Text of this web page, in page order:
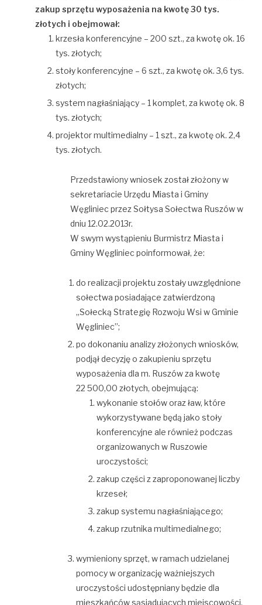
zakup sprzętu wyposażenia na kwotę 30 tys.
złotych i obejmował:
krzesła konferencyjne – 200 szt., za kwotę ok. 16
tys. złotych;
stoły konferencyjne – 6 szt., za kwotę ok. 3,6 tys.
złotych;
system nagłaśniający – 1 komplet, za kwotę ok. 8
tys. złotych;
projektor multimedialny – 1 szt., za kwotę ok. 2,4
tys. złotych.
Przedstawiony wniosek został złożony w
sekretariacie Urzędu Miasta i Gminy
Węgliniec przez Sołtysa Sołectwa Ruszów w
dniu 12.02.2013r.
W swym wystąpieniu Burmistrz Miasta i
Gminy Węgliniec poinformował, że:
do realizacji projektu zostały uwzględnione
sołectwa posiadające zatwierdzoną
„Sołecką Strategię Rozwoju Wsi w Gminie
Węgliniec”;
po dokonaniu analizy złożonych wniosków,
podjął decyzję o zakupieniu sprzętu
wyposażenia dla m. Ruszów za kwotę
22 500,00 złotych, obejmującą:
wykonanie stołów oraz ław, które
wykorzystywane będą jako stoły
konferencyjne ale również podczas
organizowanych w Ruszowie
uroczystości;
zakup części z zaproponowanej liczby
krzeseł;
zakup systemu nagłaśniającego;
zakup rzutnika multimedialnego;
wymieniony sprzęt, w ramach udzielanej
pomocy w organizację ważniejszych
uroczystości udostępniany będzie dla
mieszkańców sąsiadujących miejscowości.